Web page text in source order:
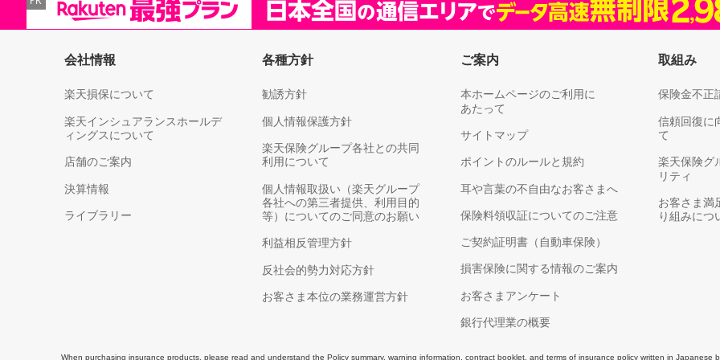
会社情報
楽天損保について
楽天インシュアランスホールデ
ィングスについて
店舗のご案内
決算情報
ライブラリー
各種方針
勧誘方針
個人情報保護方針
楽天保険グループ各社との共同
利用について
個人情報取扱い（楽天グループ
各社への第三者提供、利用目的
等）についてのご同意のお願い
利益相反管理方針
反社会的勢力対応方針
お客さま本位の業務運営方針
ご案内
本ホームページのご利用に
あたって
サイトマップ
ポイントのルールと規約
耳や言葉の不自由なお客さまへ
保険料領収証についてのご注意
ご契約証明書（自動車保険）
損害保険に関する情報のご案内
お客さまアンケート
銀行代理業の概要
取組み
保険金不正
信頼回復に
て
楽天保険グ
リティ
お客さま満
り組みにつ
When purchasing insurance products, please read and understand the Policy summary, warning information, contract booklet, and terms of insurance policy written in Japanese